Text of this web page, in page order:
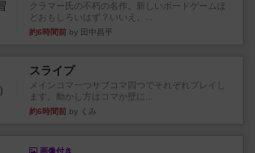
クラマー氏の不朽の名作。新しいボードゲームほ
どおもしろいはず？いいえ。...
約6時間前 by 田中昌平
スライプ
メインコマ一つサブコマ四つでそれぞれプレイし
ます。動かし方はコマか壁に...
約6時間前 by くみ
画像付き